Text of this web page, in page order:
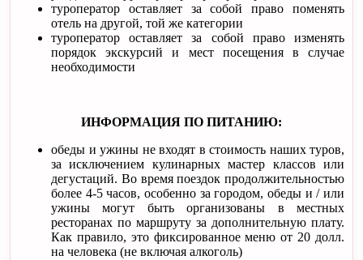
туроператор оставляет за собой право поменять
отель на другой, той же категории
туроператор оставляет за собой право изменять
порядок экскурсий и мест посещения в случае
необходимости
ИНФОРМАЦИЯ ПО ПИТАНИЮ:
обеды и ужины не входят в стоимость наших туров,
за исключением кулинарных мастер классов или
дегустаций. Во время поездок продолжительностью
более 4-5 часов, особенно за городом, обеды и / или
ужины могут быть организованы в местных
ресторанах по маршруту за дополнительную плату.
Как правило, это фиксированное меню от 20 долл.
на человека (не включая алкоголь)